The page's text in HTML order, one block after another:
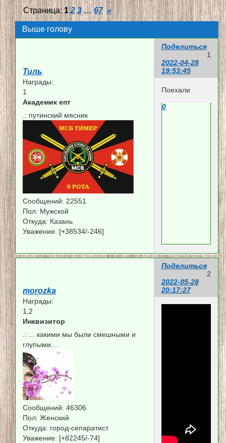
Выше голову
Страница: 1 2 3 … 67 »
Поделиться
1
2022-04-28
19:53:45
Тиль
Награды:
1
Академик епт
.: путинский мясник
Сообщений: 22551
Пол: Мужской
Откуда: Казань
Уважение: [+38534/-246]
Поехали
0
Поделиться
2
2022-05-28
20:17:27
morozka
Награды:
1,2
Инквизитор
.: ... какими мы были смешными и
глупыми...
Сообщений: 46306
Пол: Женский
Откуда: город-сепаратист
Уважение: [+82245/-74]